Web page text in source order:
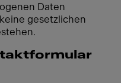
Daten
gesetzlichen